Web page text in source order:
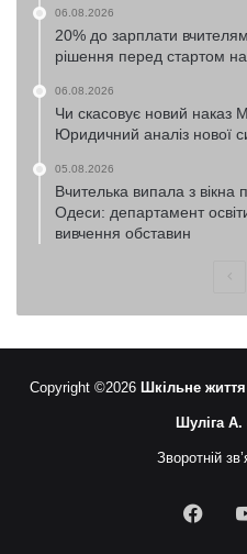
06.08.2026
20% до зарплати
рішення перед стартом
06.08.2026
Чи скасовує новий наказ
Юридичний аналіз нової
05.08.2026
Вчителька випала з вікна
Одеси: департамент
вивчення обставин
Copyright ©2026 Шкільне
Шуліга А.
Зворотній